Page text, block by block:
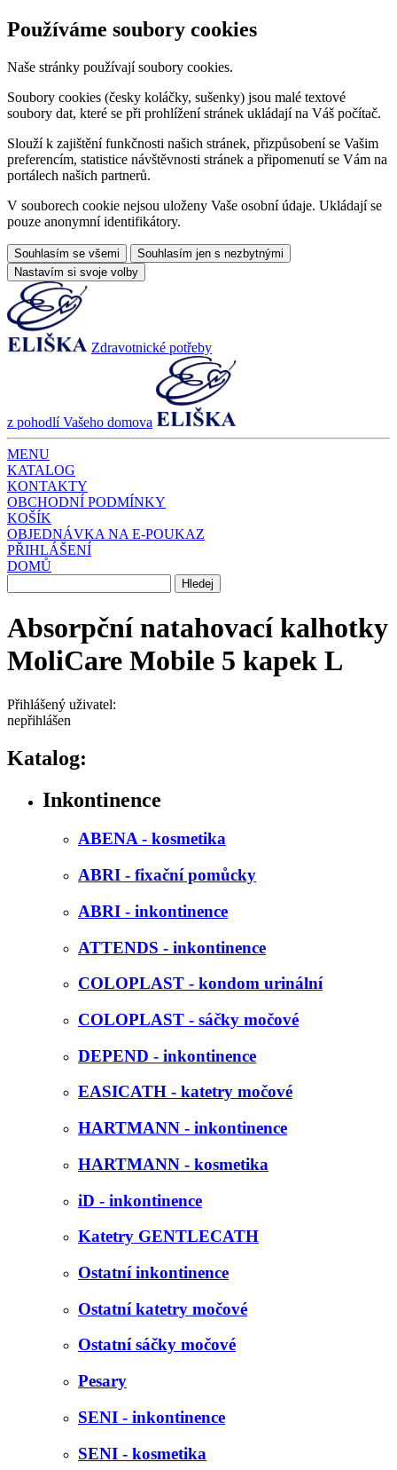
Používáme soubory cookies
Naše stránky používají soubory cookies.
Soubory cookies (česky koláčky, sušenky) jsou malé textové
soubory dat, které se při prohlížení stránek ukládají na Váš počítač.
Slouží k zajištění funkčnosti našich stránek, přizpůsobení se Vašim
preferencím, statistice návštěvnosti stránek a připomenutí se Vám na
portálech našich partnerů.
V souborech cookie nejsou uloženy Vaše osobní údaje. Ukládají se
pouze anonymní identifikátory.
Souhlasím se všemi
Souhlasím jen s nezbytnými
Nastavím si svoje volby
Zdravotnické potřeby
z pohodlí Vašeho domova
MENU
KATALOG
KONTAKTY
OBCHODNÍ PODMÍNKY
KOŠÍK
OBJEDNÁVKA NA E-POUKAZ
PŘIHLÁŠENÍ
DOMŮ
Absorpční natahovací kalhotky
MoliCare Mobile 5 kapek L
Přihlášený uživatel:
nepřihlášen
Katalog:
Inkontinence
ABENA - kosmetika
ABRI - fixační pomůcky
ABRI - inkontinence
ATTENDS - inkontinence
COLOPLAST - kondom urinální
COLOPLAST - sáčky močové
DEPEND - inkontinence
EASICATH - katetry močové
HARTMANN - inkontinence
HARTMANN - kosmetika
iD - inkontinence
Katetry GENTLECATH
Ostatní inkontinence
Ostatní katetry močové
Ostatní sáčky močové
Pesary
SENI - inkontinence
SENI - kosmetika